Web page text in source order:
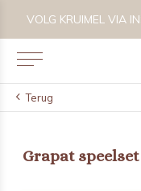
VOLG KRUIMEL VIA
Terug
Grapat